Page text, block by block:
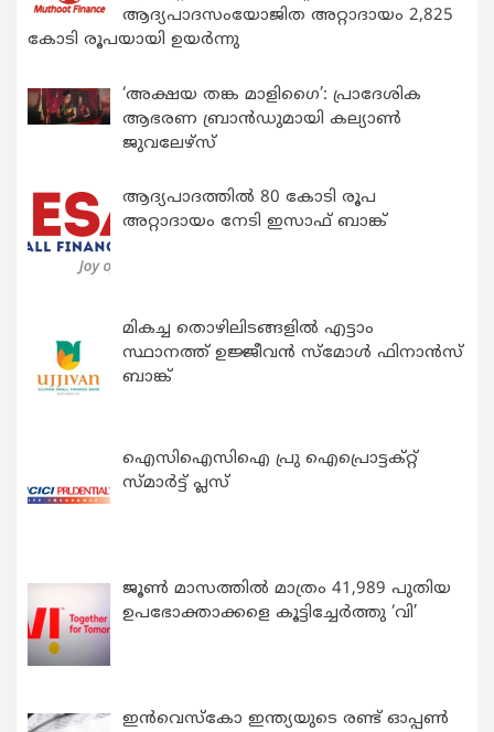
ആദ്യപാദസംയോജിത അറ്റാദായം 2,825
കോടി രൂപയായി ഉയർന്നു
‘അക്ഷയ തങ്ക മാളിഗൈ’: പ്രാദേശിക
ആഭരണ ബ്രാന്‍ഡുമായി കല്യാണ്‍
ജുവലേഴ്‌സ്
ആദ്യപാദത്തിൽ 80 കോടി രൂപ
അറ്റാദായം നേടി ഇസാഫ് ബാങ്ക്
മികച്ച തൊഴിലിടങ്ങളിൽ എട്ടാം
സ്ഥാനത്ത് ഉജ്ജീവൻ സ്മോൾ ഫിനാൻസ്
ബാങ്ക്
ഐസിഐസിഐ പ്രു ഐപ്രൊട്ടക്റ്റ്
സ്മാർട്ട് പ്ലസ്
ജൂൺ മാസത്തിൽ മാത്രം 41,989 പുതിയ
ഉപഭോക്താക്കളെ കൂട്ടിച്ചേർത്തു ‘വി’
ഇന്‍വെസ്കോ ഇന്ത്യയുടെ രണ്ട് ഓപ്പണ്‍